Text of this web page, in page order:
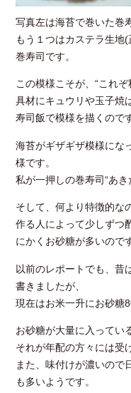
写真左は海苔で巻いた巻
もう１つはカステラ生地
巻寿司です。
この模様こそが、“これぞ
具材にキュウリや玉子焼
寿司飯で模様を描くので
海苔がギザギザ模様にな
様です。
私が一押しの巻寿司“あき
そして、何より特徴的な
作る人によって少しずつ
にかくお砂糖が多いので
以前のレポートでも、昔
書きましたが、
現在はお米一升にお砂糖
お砂糖が大量に入ってい
それが年配の方々には受
また、味付けが濃いので
も多いようです。